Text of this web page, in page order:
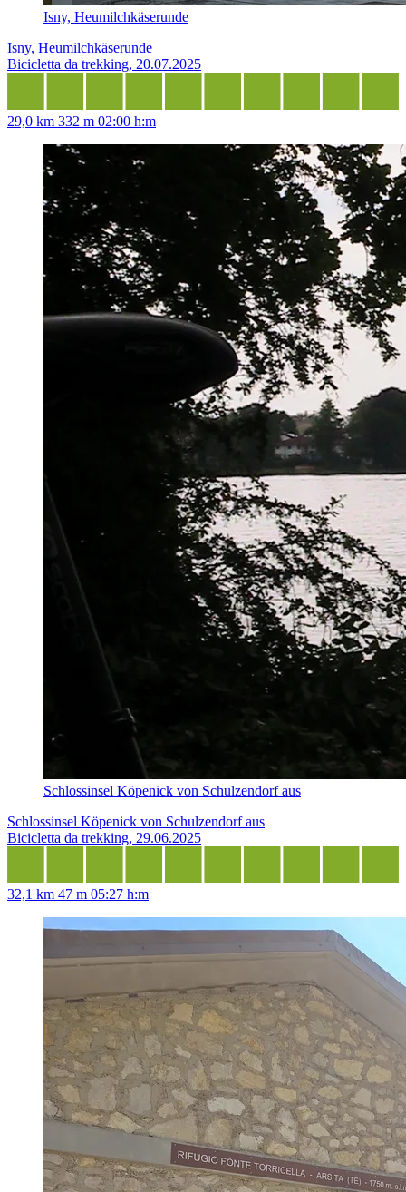
Isny, Heumilchkäserunde
Isny, Heumilchkäserunde
Bicicletta da trekking, 20.07.2025
29,0 km 332 m 02:00 h:m
Schlossinsel Köpenick von Schulzendorf aus
Schlossinsel Köpenick von Schulzendorf aus
Bicicletta da trekking, 29.06.2025
32,1 km 47 m 05:27 h:m